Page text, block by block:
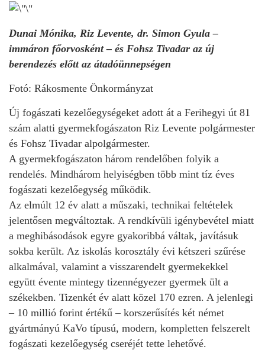
Dunai Mónika, Riz Levente, dr. Simon Gyula –
immáron főorvosként – és Fohsz Tivadar az új
berendezés előtt az átadóünnepségen
Fotó: Rákosmente Önkormányzat
Új fogászati kezelőegységeket adott át a Ferihegyi út 81
szám alatti gyermekfogászaton Riz Levente polgármester
és Fohsz Tivadar alpolgármester.
A gyermekfogászaton három rendelőben folyik a
rendelés. Mindhárom helyiségben több mint tíz éves
fogászati kezelőegység működik.
Az elmúlt 12 év alatt a műszaki, technikai feltételek
jelentősen megváltoztak. A rendkívüli igénybevétel miatt
a meghibásodások egyre gyakoribbá váltak, javításuk
sokba került. Az iskolás korosztály évi kétszeri szűrése
alkalmával, valamint a visszarendelt gyermekekkel
együtt évente mintegy tizennégyezer gyermek ült a
székekben. Tizenkét év alatt közel 170 ezren. A jelenlegi
– 10 millió forint értékű – korszerűsítés két német
gyártmányú KaVo típusú, modern, kompletten felszerelt
fogászati kezelőegység cseréjét tette lehetővé.